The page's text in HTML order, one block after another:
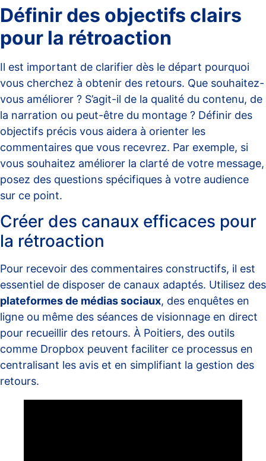
Définir des objectifs clairs
pour la rétroaction
Il est important de clarifier dès le départ pourquoi
vous cherchez à obtenir des retours. Que souhaitez-
vous améliorer ? S’agit-il de la qualité du contenu, de
la narration ou peut-être du montage ? Définir des
objectifs précis vous aidera à orienter les
commentaires que vous recevrez. Par exemple, si
vous souhaitez améliorer la clarté de votre message,
posez des questions spécifiques à votre audience
sur ce point.
Créer des canaux efficaces pour
la rétroaction
Pour recevoir des commentaires constructifs, il est
essentiel de disposer de canaux adaptés. Utilisez des
plateformes de médias sociaux, des enquêtes en
ligne ou même des séances de visionnage en direct
pour recueillir des retours. À Poitiers, des outils
comme Dropbox peuvent faciliter ce processus en
centralisant les avis et en simplifiant la gestion des
retours.